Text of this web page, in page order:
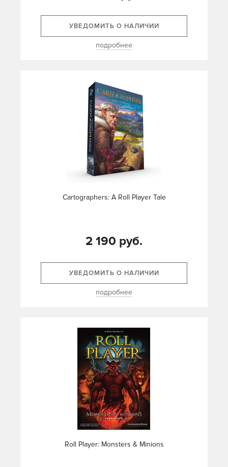
УВЕДОМИТЬ О НАЛИЧИИ
подробнее
Cartographers: A Roll Player Tale
2 190 руб.
УВЕДОМИТЬ О НАЛИЧИИ
подробнее
Roll Player: Monsters & Minions